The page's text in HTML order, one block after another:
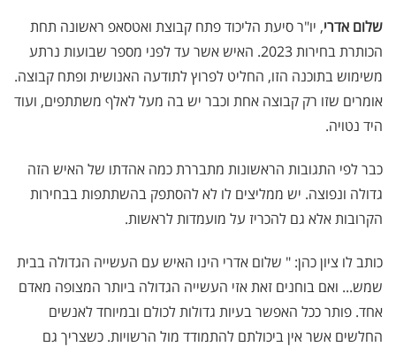
שלום אדרי, יו"ר סיעת הליכוד פתח קבוצת ואטסאפ ראשונה תחת
הכותרת בחירות 2023. האיש אשר עד לפני מספר שבועות נרתע
משימוש בתוכנה הזו, החליט לפרוץ לתודעה האנושית ופתח קבוצה.
אומרים שזו רק קבוצה אחת וכבר יש בה מעל לאלף משתתפים, ועוד
היד נטויה.
כבר לפי התגובות הראשונות מתבררת כמה אהדתו של האיש הזה
גדולה ונפוצה. יש ממליצים לו לא להסתפק בהשתתפות בבחירות
הקרובות אלא גם להכריז על מועמדות לראשות.
כותב לו ציון כהן: " שלום אדרי הינו האיש עם העשייה הגדולה בבית
שמש... ואם בוחנים זאת אזי העשייה הגדולה ביותר המצופה מאדם
אחד. פותר ככל האפשר בעיות גדולות לכולם ובמיוחד לאנשים
החלשים אשר אין ביכולתם להתמודד מול הרשויות. כשצריך גם